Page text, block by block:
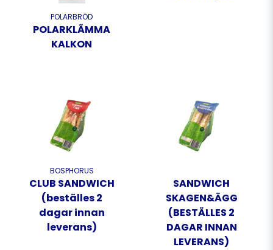
POLARBRÖD
POLARKLÃMMA
KALKON
BOSPHORUS
CLUB SANDWICH
(beställes 2
dagar innan
leverans)
SANDWICH
SKAGEN&ÄGG
(BESTÄLLES 2
DAGAR INNAN
LEVERANS)